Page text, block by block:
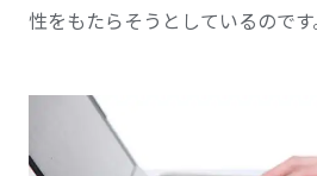
性をもたらそうとしているのです